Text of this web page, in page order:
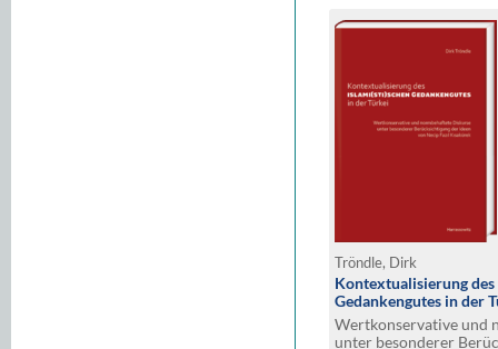
Tröndle, Dirk
Kontextualisierung
Gedankengutes in der
Wertkonservative und
unter besonderer